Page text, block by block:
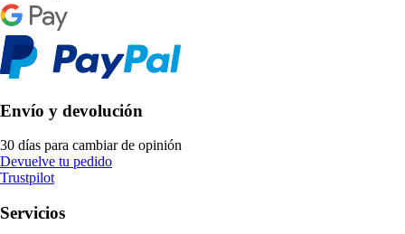
Envío y devolución
30 días para cambiar de opinión
Devuelve tu pedido
Trustpilot
Servicios